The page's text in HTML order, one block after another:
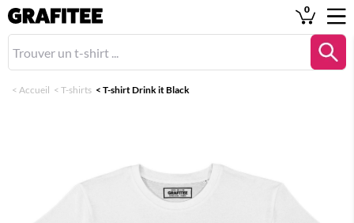
0
< Accueil < T-shirts < T-shirt Drink it Black